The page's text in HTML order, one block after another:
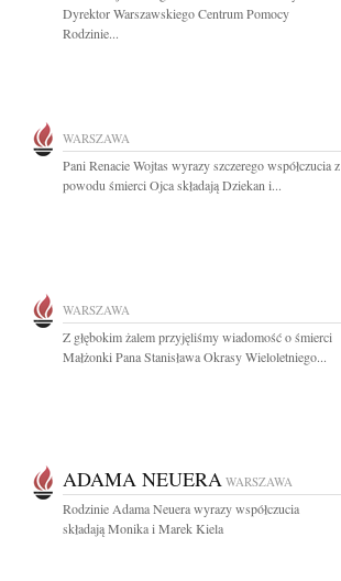
Dyrektor Warszawskiego Centrum Pomocy
Rodzinie...
WARSZAWA
Pani Renacie Wojtas wyrazy szczerego współczucia z
powodu śmierci Ojca składają Dziekan i...
WARSZAWA
Z głębokim żalem przyjęliśmy wiadomość o śmierci
Małżonki Pana Stanisława Okrasy Wieloletniego...
ADAMA NEUERA WARSZAWA
Rodzinie Adama Neuera wyrazy współczucia
składają Monika i Marek Kiela